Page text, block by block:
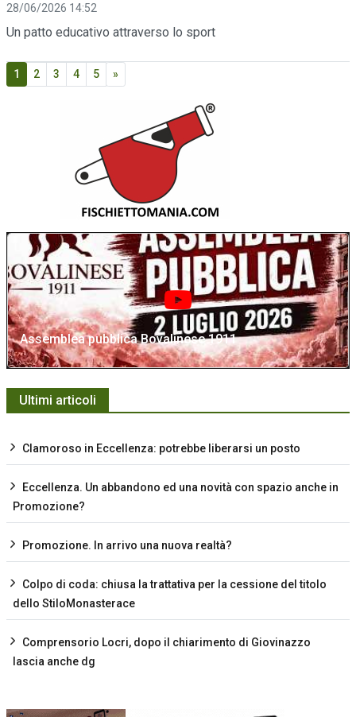
28/06/2026 14:52
Un patto educativo attraverso lo sport
1 2 3 4 5 »
Assemblea pubblica Bovalinese 1911
Ultimi articoli
Clamoroso in Eccellenza: potrebbe liberarsi un posto
Eccellenza. Un abbandono ed una novità con spazio anche in
Promozione?
Promozione. In arrivo una nuova realtà?
Colpo di coda: chiusa la trattativa per la cessione del titolo
dello StiloMonasterace
Comprensorio Locri, dopo il chiarimento di Giovinazzo
lascia anche dg